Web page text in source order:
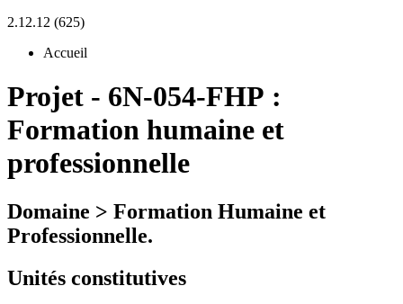
2.12.12 (625)
Accueil
Projet - 6N-054-FHP :
Formation humaine et
professionnelle
Domaine > Formation Humaine et
Professionnelle.
Unités constitutives